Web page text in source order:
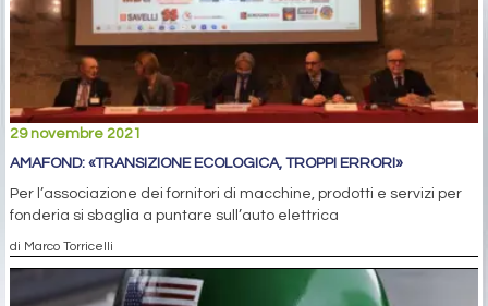
29 novembre 2021
AMAFOND: «TRANSIZIONE ECOLOGICA, TROPPI ERRORI»
Per l’associazione dei fornitori di macchine, prodotti e servizi per
fonderia si sbaglia a puntare sull’auto elettrica
di Marco Torricelli